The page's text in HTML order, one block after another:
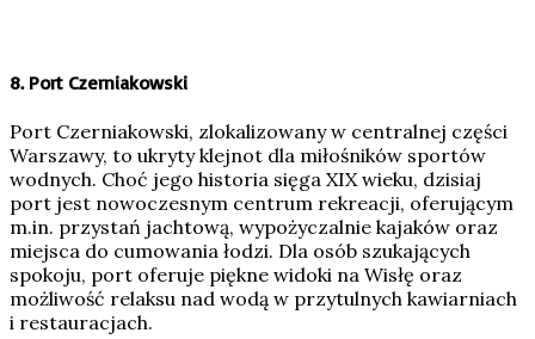
8. Port Czerniakowski
Port Czerniakowski, zlokalizowany w centralnej części
Warszawy, to ukryty klejnot dla miłośników sportów
wodnych. Choć jego historia sięga XIX wieku, dzisiaj
port jest nowoczesnym centrum rekreacji, oferującym
m.in. przystań jachtową, wypożyczalnie kajaków oraz
miejsca do cumowania łodzi. Dla osób szukających
spokoju, port oferuje piękne widoki na Wisłę oraz
możliwość relaksu nad wodą w przytulnych kawiarniach
i restauracjach.